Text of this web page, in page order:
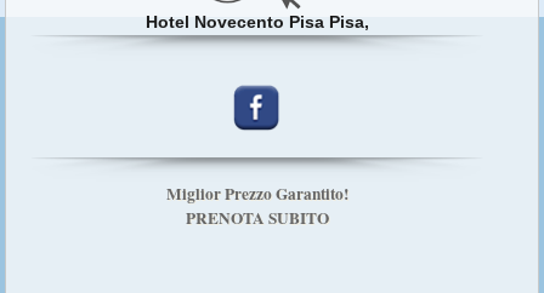
Hotel Novecento Pisa Pisa,
Miglior Prezzo Garantito!
PRENOTA SUBITO